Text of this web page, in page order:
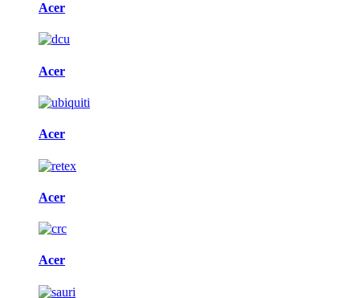
Acer
Acer
Acer
Acer
Acer